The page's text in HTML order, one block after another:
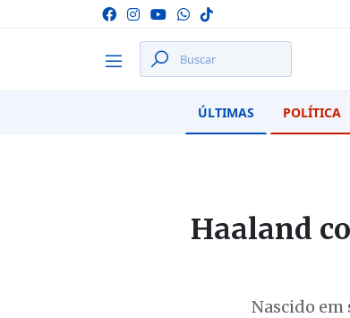
ÚLTIMAS POLÍTICA
Haaland
Nascido